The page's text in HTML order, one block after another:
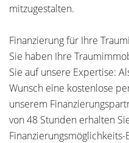
mitzugestalten.
Finanzierung für Ihre
Sie haben Ihre
Sie auf unsere Expertise:
Wunsch eine kostenlose
unserem
von 48 Stunden erhalten